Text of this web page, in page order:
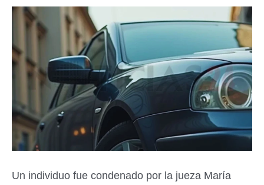
Un individuo fue condenado por la jueza María